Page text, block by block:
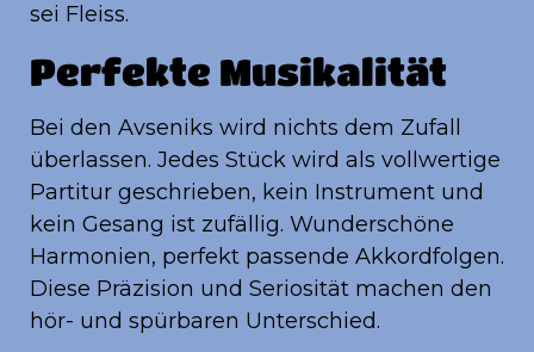
sei Fleiss.
Perfekte Musikalität
Bei den Avseniks wird nichts dem Zufall
überlassen. Jedes Stück wird als vollwertige
Partitur geschrieben, kein Instrument und
kein Gesang ist zufällig. Wunderschöne
Harmonien, perfekt passende Akkordfolgen.
Diese Präzision und Seriosität machen den
hör- und spürbaren Unterschied.